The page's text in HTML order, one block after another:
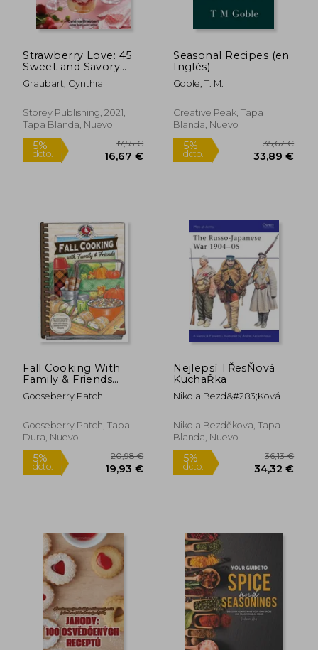
24,53 €
Strawberry Love: 45
Sweet and Savory
Recipes for
Shortcakes, Hand
and More (en Inglés)
Graubart, Cynthia
Storey Publishing, 2021,
Tapa Blanda, Nuevo
5%
dcto. 16,67 €
Seasonal Recipes (en
Inglés)
Goble, T. M.
Creative Peak, Tapa
Blanda, Nuevo
5%
dcto. 33,89
Fall Cooking With
Family & Friends
(Seasonal Cookbook
Collection) (en Inglés)
Gooseberry Patch
Gooseberry Patch, Tapa
Dura, Nuevo
Nejlepsí TŘesŇová
KuchaŘka
Nikola Bezd&#283;ková
Nikola Bezděkova, Tapa
Blanda, Nuevo